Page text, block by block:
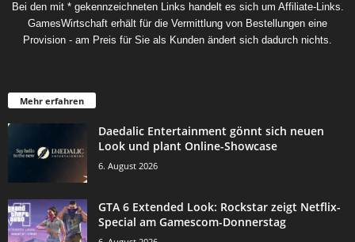
Bei den mit * gekennzeichneten Links handelt es sich um Affiliate-Links.
GamesWirtschaft erhält für die Vermittlung von Bestellungen eine
Provision - am Preis für Sie als Kunden ändert sich dadurch nichts.
Mehr erfahren
Daedalic Entertainment gönnt sich neuen
Look und plant Online-Showcase
6. August 2026
GTA 6 Extended Look: Rockstar zeigt Netflix-
Special am Gamescom-Donnerstag